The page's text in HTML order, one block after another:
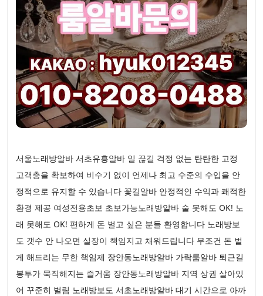
서울노래방알바 서초유흥알바 일 끊길 걱정 없는 탄탄한 고정
고객층을 확보하여 비수기 없이 언제나 최고 수준의 수입을 안
정적으로 유지할 수 있습니다 꽃길알바 안정적인 수익과 쾌적한
환경 제공 여성전용초보 초보가능노래방알바 술 못해도 OK! 노
래 못해도 OK! 편하게 돈 벌고 싶은 분들 환영합니다 노래방보
도 갯수 안 나오면 실장이 책임지고 채워드립니다 무조건 돈 벌
게 해드리는 무한 책임제 장안동노래방알바 가락룸알바 퇴근길
봉투가 묵직해지는 즐거움 장안동노래방알바 지역 상권 살아있
어 꾸준히 벌림 노래방보도 서초노래방알바 대기 시간으로 아까